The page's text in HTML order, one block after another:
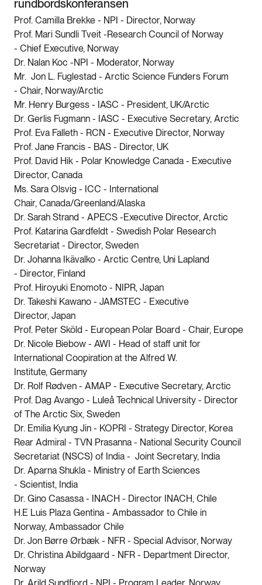
rundbordskonferansen
Prof. Camilla Brekke - NPI - Director, Norway
Prof. Mari Sundli Tveit -Research Council of Norway
- Chief Executive, Norway
Dr. Nalan Koc -NPI - Moderator, Norway
Mr. Jon L. Fuglestad - Arctic Science Funders Forum
- Chair, Norway/Arctic
Mr. Henry Burgess - IASC - President, UK/Arctic
Dr. Gerlis Fugmann - IASC - Executive Secretary, Arctic
Prof. Eva Falleth - RCN - Executive Director, Norway
Prof. Jane Francis - BAS - Director, UK
Prof. David Hik - Polar Knowledge Canada - Executive
Director, Canada
Ms. Sara Olsvig - ICC - International
Chair, Canada/Greenland/Alaska
Dr. Sarah Strand - APECS -Executive Director, Arctic
Prof. Katarina Gardfeldt - Swedish Polar Research
Secretariat - Director, Sweden
Dr. Johanna Ikävalko - Arctic Centre, Uni Lapland
- Director, Finland
Prof. Hiroyuki Enomoto - NIPR, Japan
Dr. Takeshi Kawano - JAMSTEC - Executive
Director, Japan
Prof. Peter Sköld - European Polar Board - Chair, Europe
Dr. Nicole Biebow - AWI - Head of staff unit for
International Coopiration at the Alfred W.
Institute, Germany
Dr. Rolf Rødven - AMAP - Executive Secretary, Arctic
Prof. Dag Avango - Luleå Technical University - Director
of The Arctic Six, Sweden
Dr. Emilia Kyung Jin - KOPRI - Strategy Director, Korea
Rear Admiral - TVN Prasanna - National Security Council
Secretariat (NSCS) of India - Joint Secretary, India
Dr. Aparna Shukla - Ministry of Earth Sciences
- Scientist, India
Dr. Gino Casassa - INACH - Director INACH, Chile
H.E Luis Plaza Gentina - Ambassador to Chile in
Norway, Ambassador Chile
Dr. Jon Børre Ørbæk - NFR - Special Advisor, Norway
Dr. Christina Abildgaard - NFR - Department Director,
Norway